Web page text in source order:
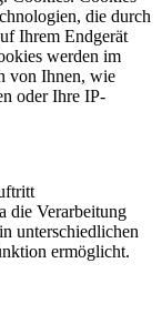
die durch
Ihrem Endgerät
werden im
von Ihnen, wie
oder Ihre IP-
die Verarbeitung
unterschiedlichen
ermöglicht.